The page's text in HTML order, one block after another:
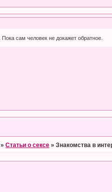
сам человек не докажет обратное.
»Статьи о сексе »Знакомства в